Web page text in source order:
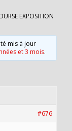
EXPOSITION
mis à jour
et 3 mois.
#676